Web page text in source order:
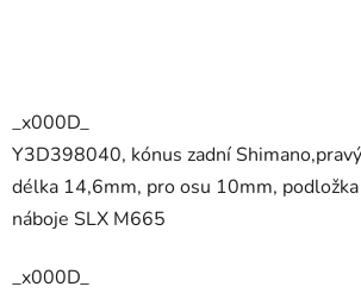
_x000D_
Y3D398040, kónus zadní
délka 14,6mm, pro osu 10mm,
náboje SLX M665
_x000D_